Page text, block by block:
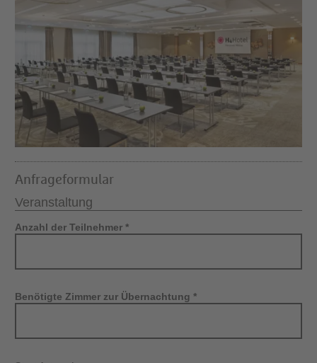
Anfrageformular
Veranstaltung
Anzahl der Teilnehmer *
Benötigte Zimmer zur Übernachtung *